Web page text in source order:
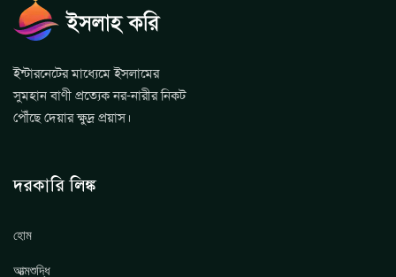
ইন্টারনেটের মাধ্যেমে ইসলামের
সুমহান বাণী প্রত্যেক নর-নারীর নিকট
পৌঁছে দেয়ার ক্ষুদ্র প্রয়াস।
দরকারি লিঙ্ক
হোম
আত্মশুদ্ধি